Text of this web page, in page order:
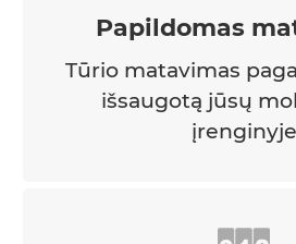
Papildomas
Tūrio matavimas
išsaugotą jūsų
įrenginyje